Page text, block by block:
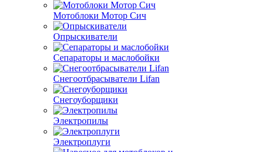
Мотоблоки Мотор Сич
Опрыскиватели
Сепараторы и маслобойки
Снегоотбрасыватели Lifan
Снегоуборщики
Электропилы
Электроплуги